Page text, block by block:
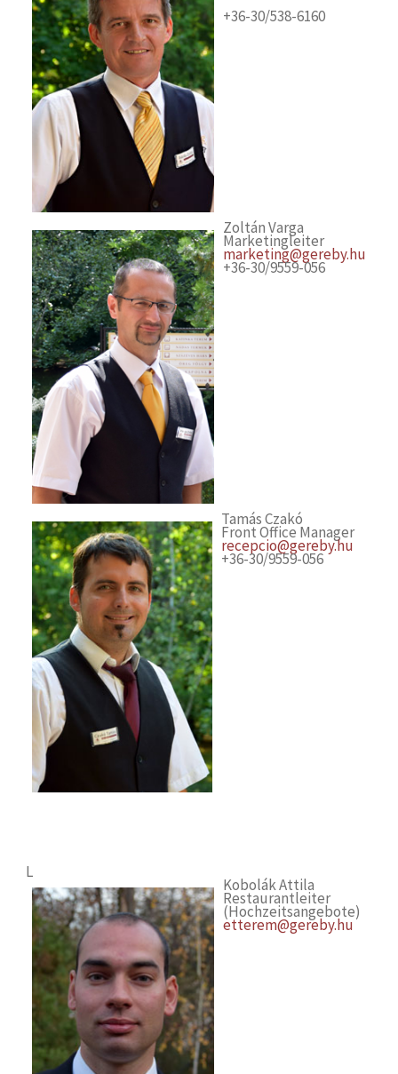
+36-30/538-6160
Zoltán Varga
Marketingleiter
marketing@gereby.hu
+36-30/9559-056
Tamás Czakó
Front Office Manager
recepcio@gereby.hu
+36-30/9559-056
L
Kobolák Attila
Restaurantleiter
(Hochzeitsangebote)
etterem@gereby.hu